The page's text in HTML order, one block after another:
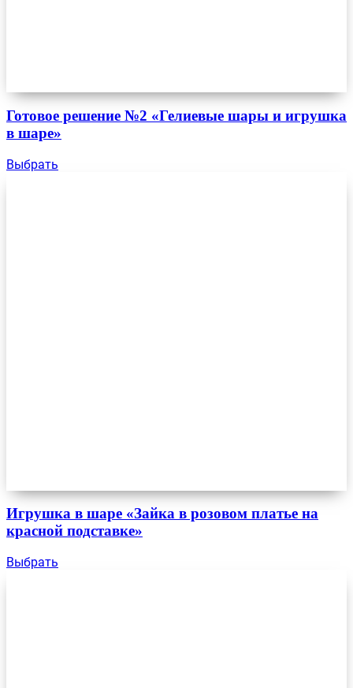
Готовое решение №2 «Гелиевые шары и игрушка
в шаре»
Выбрать
Игрушка в шаре «Зайка в розовом платье на
красной подставке»
Выбрать